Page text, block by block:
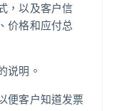
，以及客户信
价格和应付总
说明。
便客户知道发票